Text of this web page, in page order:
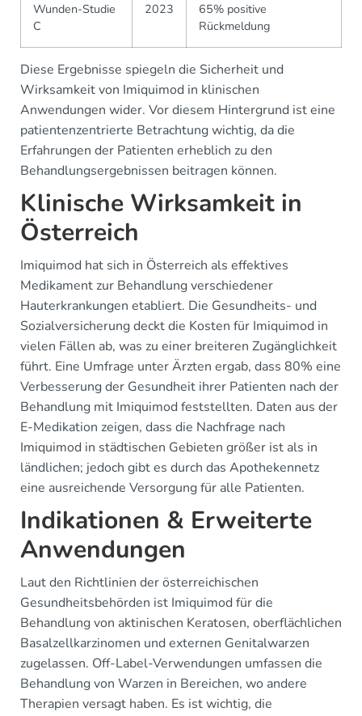
Wunden-Studie
C
2023
65% positive
Rückmeldung
Diese Ergebnisse spiegeln die Sicherheit und
Wirksamkeit von Imiquimod in klinischen
Anwendungen wider. Vor diesem Hintergrund ist eine
patientenzentrierte Betrachtung wichtig, da die
Erfahrungen der Patienten erheblich zu den
Behandlungsergebnissen beitragen können.
Klinische Wirksamkeit in
Österreich
Imiquimod hat sich in Österreich als effektives
Medikament zur Behandlung verschiedener
Hauterkrankungen etabliert. Die Gesundheits- und
Sozialversicherung deckt die Kosten für Imiquimod in
vielen Fällen ab, was zu einer breiteren Zugänglichkeit
führt. Eine Umfrage unter Ärzten ergab, dass 80% eine
Verbesserung der Gesundheit ihrer Patienten nach der
Behandlung mit Imiquimod feststellten. Daten aus der
E-Medikation zeigen, dass die Nachfrage nach
Imiquimod in städtischen Gebieten größer ist als in
ländlichen; jedoch gibt es durch das Apothekennetz
eine ausreichende Versorgung für alle Patienten.
Indikationen & Erweiterte
Anwendungen
Laut den Richtlinien der österreichischen
Gesundheitsbehörden ist Imiquimod für die
Behandlung von aktinischen Keratosen, oberflächlichen
Basalzellkarzinomen und externen Genitalwarzen
zugelassen. Off-Label-Verwendungen umfassen die
Behandlung von Warzen in Bereichen, wo andere
Therapien versagt haben. Es ist wichtig, die